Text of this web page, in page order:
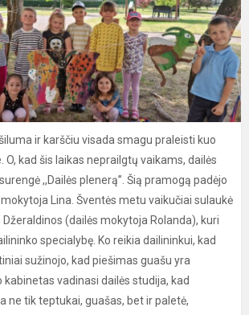
ir karščiu visada smagu praleisti kuo
O, kad šis laikas neprailgtų vaikams, dailės
,,Dailės plenerą”. Šią pramogą padėjo
Lina. Šventės metu vaikučiai sulaukė
(dailės mokytoja Rolanda), kuri
specialybę. Ko reikia dailininkui, kad
sužinojo, kad piešimas guašu yra
vadinasi dailės studija, kad
ne tik teptukai, guašas, bet ir paletė,